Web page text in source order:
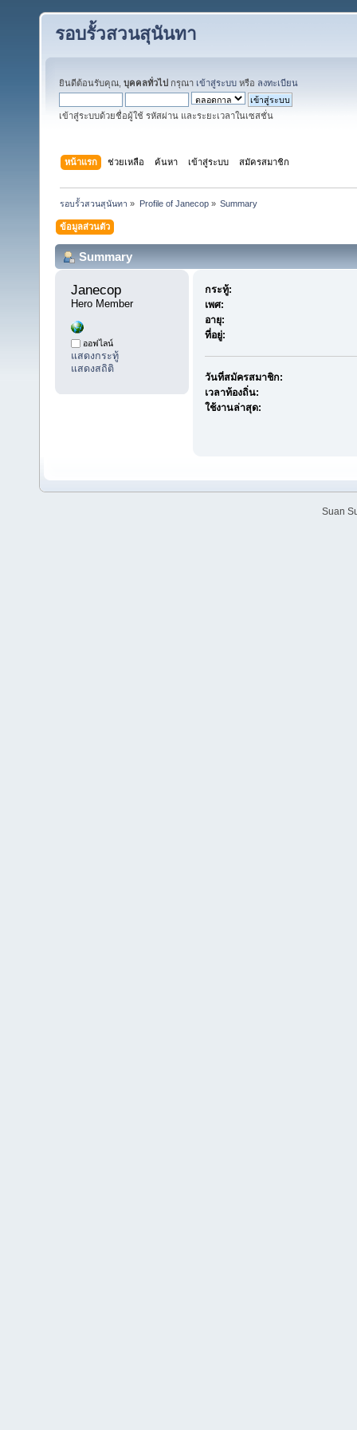
รอบรั้วสวนสุนันทา
ยินดีต้อนรับคุณ, บุคคลทั่วไป กรุณา เข้าสู่ระบบ หรือ ลงทะเบียน
เข้าสู่ระบบด้วยชื่อผู้ใช้ รหัสผ่าน และระยะเวลาในเซสชั่น
หน้าแรก ช่วยเหลือ ค้นหา เข้าสู่ระบบ สมัครสมาชิก
รอบรั้วสวนสุนันทา » Profile of Janecop» Summary
ข้อมูลส่วนตัว
Summary
Janecop
Hero Member
ออฟไลน์
แสดงกระทู้
แสดงสถิติ
กระทู้:
เพศ:
อายุ:
ที่อยู่:
วันที่สมัครสมาชิก:
เวลาท้องถิ่น:
ใช้งานล่าสุด:
Suan